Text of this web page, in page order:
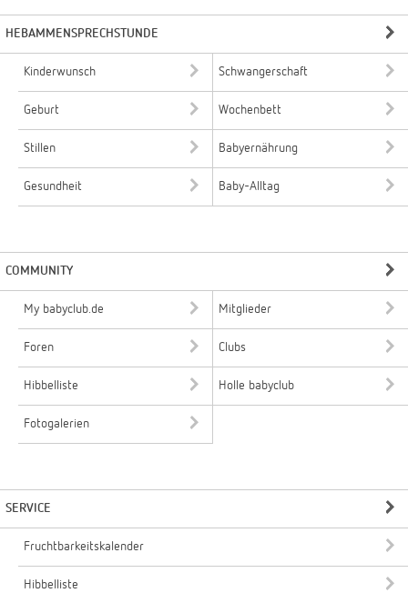
HEBAMMENSPRECHSTUNDE
Kinderwunsch Schwangerschaft
Geburt Wochenbett
Stillen Babyernährung
Gesundheit Baby-Alltag
COMMUNITY
My babyclub.de Mitglieder
Foren Clubs
Hibbelliste Holle babyclub
Fotogalerien
SERVICE
Fruchtbarkeitskalender
Hibbelliste